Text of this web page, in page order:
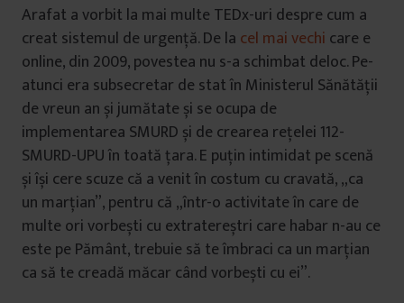
Arafat a vorbit la mai multe TEDx-uri despre cum a
creat sistemul de urgență. De la cel mai vechi care e
online, din 2009, povestea nu s-a schimbat deloc. Pe-
atunci era subsecretar de stat în Ministerul Sănătății
de vreun an și jumătate și se ocupa de
implementarea SMURD și de crearea rețelei 112-
SMURD-UPU în toată țara. E puțin intimidat pe scenă
și își cere scuze că a venit în costum cu cravată, „ca
un marțian”, pentru că „într-o activitate în care de
multe ori vorbești cu extratereștri care habar n-au ce
este pe Pământ, trebuie să te îmbraci ca un marțian
ca să te creadă măcar când vorbești cu ei”.